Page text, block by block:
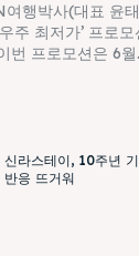
행박사(대표 윤
주 최저가’ 프로
번 프로모션은 6월
신라스테이, 10주년
반응 뜨거워